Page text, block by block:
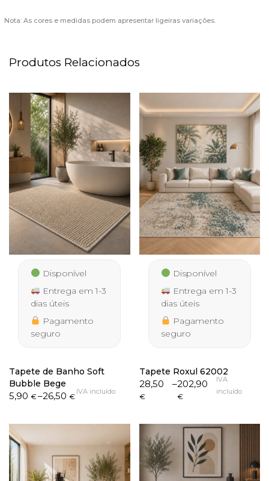
Nota: As cores e medidas podem apresentar ligeiras variações.
Produtos Relacionados
Disponível
Entrega em 1-3
dias úteis
Pagamento
seguro
Tapete de Banho Soft
Bubble Bege
5,90 €–26,50€
Price
through
26,50 €
IVA incluído
Disponível
Entrega em 1-3
dias úteis
Pagamento
seguro
Tapete Roxul 62002
28,50
€
–202,90
€
Price
range:
202,90 €
IVA
incluído